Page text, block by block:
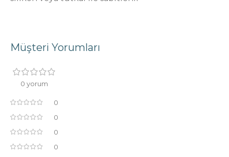
Müşteri Yorumları
0 yorum
0
0
0
0